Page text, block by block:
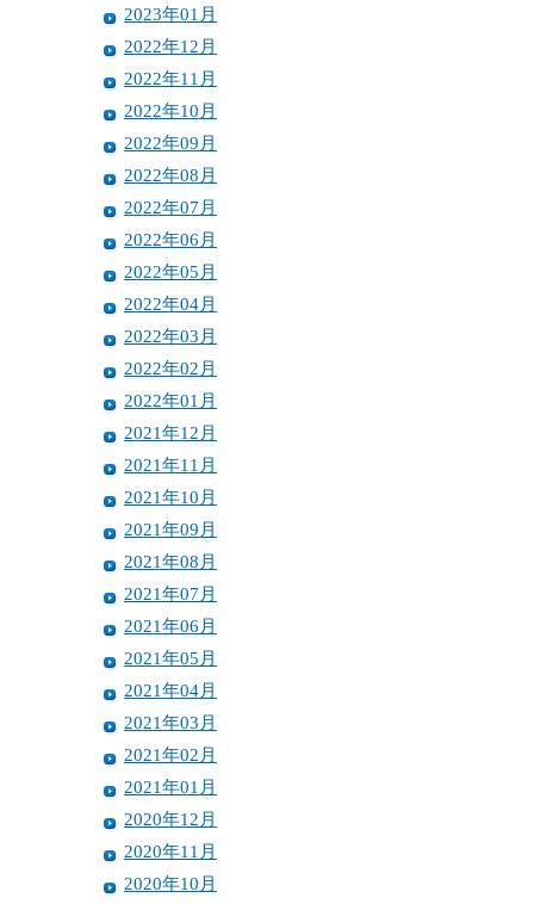
2023年01月
2022年12月
2022年11月
2022年10月
2022年09月
2022年08月
2022年07月
2022年06月
2022年05月
2022年04月
2022年03月
2022年02月
2022年01月
2021年12月
2021年11月
2021年10月
2021年09月
2021年08月
2021年07月
2021年06月
2021年05月
2021年04月
2021年03月
2021年02月
2021年01月
2020年12月
2020年11月
2020年10月